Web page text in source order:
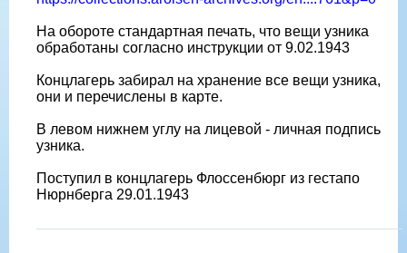
На обороте стандартная печать, что вещи узника
обработаны согласно инструкции от 9.02.1943
Концлагерь забирал на хранение все вещи узника,
они и перечислены в карте.
В левом нижнем углу на лицевой - личная подпись
узника.
Поступил в концлагерь Флоссенбюрг из гестапо
Нюрнберга 29.01.1943